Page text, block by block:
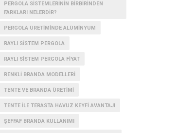
PERGOLA SISTEMLERININ BIRBIRINDEN
FARKLARI NELERDIR?
PERGOLA ÜRETIMINDE ALÜMINYUM
RAYLI SISTEM PERGOLA
RAYLI SISTEM PERGOLA FIYAT
RENKLI BRANDA MODELLERI
TENTE VE BRANDA ÜRETIMI
TENTE İLE TERASTA HAVUZ KEYFI AVANTAJI
ŞEFFAF BRANDA KULLANIMI